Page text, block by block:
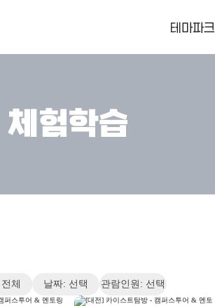
테마파크
체험학습
체 날짜: 선택 관람인원: 선택